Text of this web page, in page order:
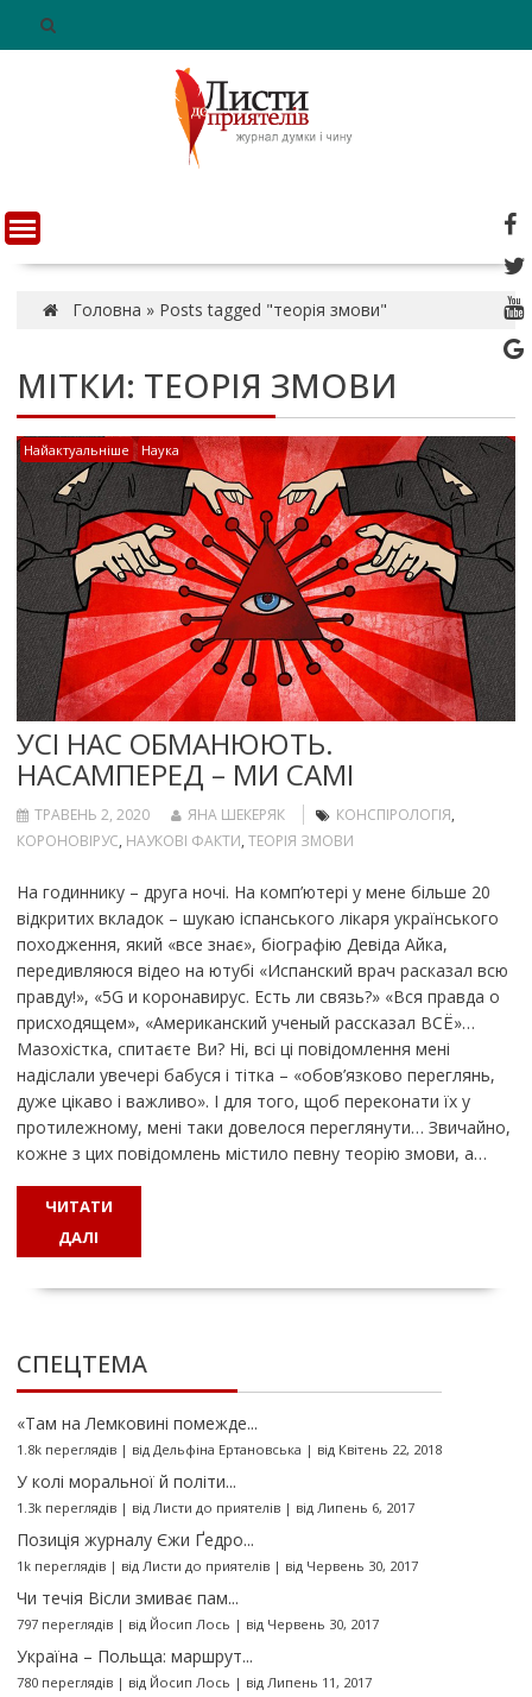
n
t
Головна » Posts tagged "теорія змови"
МІТКИ: ТЕОРІЯ ЗМОВИ
Найактуальніше Наука
УСІ НАС ОБМАНЮЮТЬ.
НАСАМПЕРЕД – МИ САМІ
ТРАВЕНЬ 2, 2020 ЯНА ШЕКЕРЯК КОНСПІРОЛОГІЯ,
КОРОНОВІРУС, НАУКОВІ ФАКТИ, ТЕОРІЯ ЗМОВИ
На годиннику – друга ночі. На комп’ютері у мене більше 20
відкритих вкладок – шукаю іспанського лікаря українського
походження, який «все знає», біографію Девіда Айка,
передивляюся відео на ютубі «Испанский врач расказал всю
правду!», «5G и коронавирус. Есть ли связь?» «Вся правда о
присходящем», «Американский ученый рассказал ВСЁ»…
Мазохістка, спитаєте Ви? Ні, всі ці повідомлення мені
надіслали увечері бабуся і тітка – «обов’язково переглянь,
дуже цікаво і важливо». І для того, щоб переконати їх у
протилежному, мені таки довелося переглянути… Звичайно,
кожне з цих повідомлень містило певну теорію змови, а…
ЧИТАТИ
ДАЛІ
СПЕЦТЕМА
«Там на Лемковині помежде...
1.8k переглядів| від Дельфіна Ертановська | від Квітень 22, 2018
У колі моральної й політи...
1.3k переглядів| від Листи до приятелів| від Липень 6, 2017
Позиція журналу Єжи Ґедро...
1k переглядів| від Листи до приятелів| від Червень 30, 2017
Чи течія Вісли змиває пам...
797 переглядів| від Йосип Лось | від Червень 30, 2017
Україна – Польща: маршрут...
780 переглядів| від Йосип Лось | від Липень 11, 2017